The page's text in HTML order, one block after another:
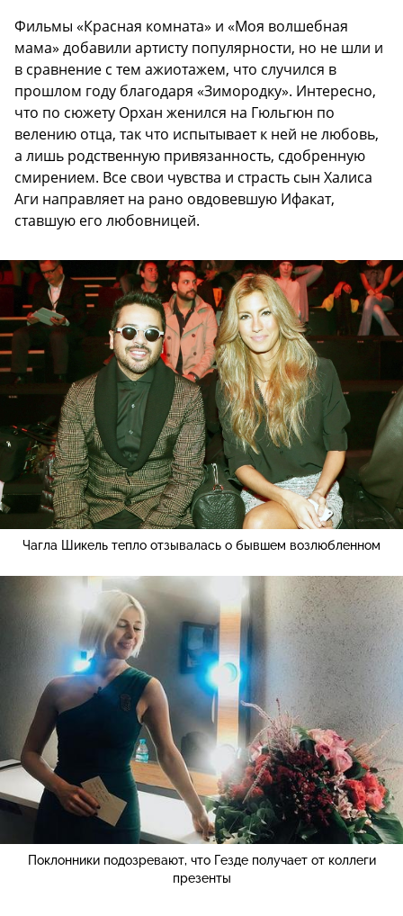
Фильмы «Красная комната» и «Моя волшебная
мама» добавили артисту популярности, но не шли и
в сравнение с тем ажиотажем, что случился в
прошлом году благодаря «Зимородку». Интересно,
что по сюжету Орхан женился на Гюльгюн по
велению отца, так что испытывает к ней не любовь,
а лишь родственную привязанность, сдобренную
смирением. Все свои чувства и страсть сын Халиса
Аги направляет на рано овдовевшую Ифакат,
ставшую его любовницей.
Чагла Шикель тепло отзывалась о бывшем возлюбленном
Поклонники подозревают, что Гезде получает от коллеги
презенты